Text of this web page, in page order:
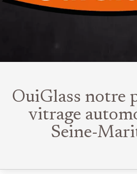
OuiGlass notre
vitrage
Seine-